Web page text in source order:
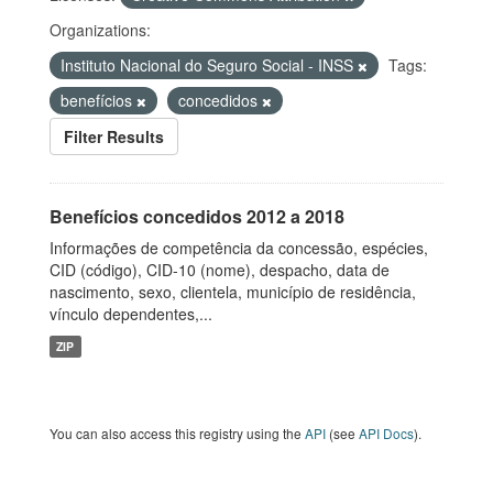
Organizations:
Instituto Nacional do Seguro Social - INSS
Tags:
benefícios
concedidos
Filter Results
Benefícios concedidos 2012 a 2018
Informações de competência da concessão, espécies,
CID (código), CID-10 (nome), despacho, data de
nascimento, sexo, clientela, município de residência,
vínculo dependentes,...
ZIP
You can also access this registry using the API (see API Docs).